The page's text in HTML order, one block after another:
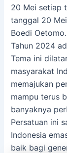
20 Mei setiap
tanggal 20
Boedi
Tahun 2024
Tema ini
masyarakat
memajukan
mampu terus
banyaknya
Persatuan ini
Indonesia
baik bagi